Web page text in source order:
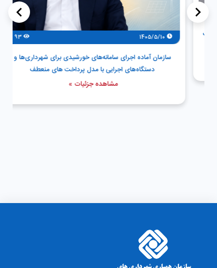
1405/5/10
93
سازمان آماده اجرای سامانه‌های خورشیدی برای شهرداری‌ها و
دستگاه‌های اجرایی با مدل پرداخت های منعطف
مشاهده جزئیات »
<
>